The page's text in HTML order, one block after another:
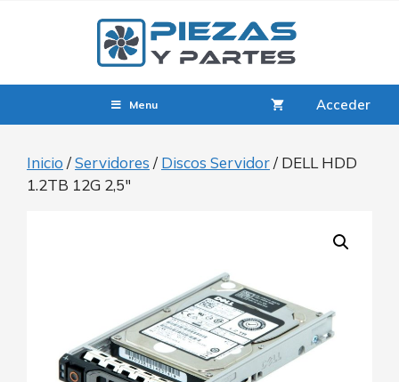
Menu Acceder
Inicio /Servidores / Discos Servidor/ DELL HDD
1.2TB 12G 2,5″